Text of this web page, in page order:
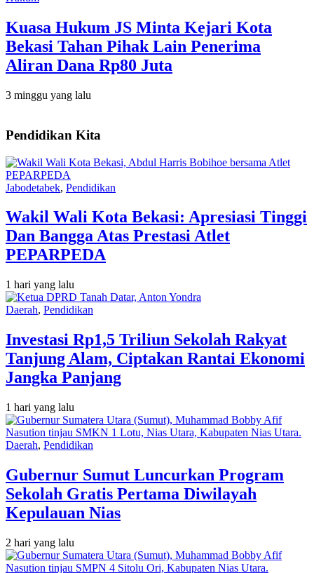
Kuasa Hukum JS Minta Kejari Kota
Bekasi Tahan Pihak Lain Penerima
Aliran Dana Rp80 Juta
3 minggu yang lalu
Pendidikan Kita
Jabodetabek, Pendidikan
Wakil Wali Kota Bekasi: Apresiasi Tinggi
Dan Bangga Atas Prestasi Atlet
PEPARPEDA
1 hari yang lalu
Daerah, Pendidikan
Investasi Rp1,5 Triliun Sekolah Rakyat
Tanjung Alam, Ciptakan Rantai Ekonomi
Jangka Panjang
1 hari yang lalu
Daerah, Pendidikan
Gubernur Sumut Luncurkan Program
Sekolah Gratis Pertama Diwilayah
Kepulauan Nias
2 hari yang lalu